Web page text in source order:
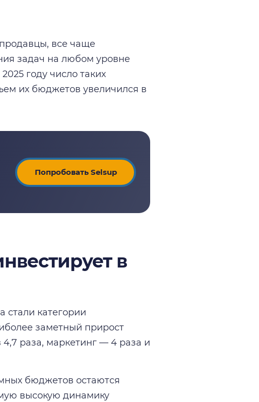
все чаще
задач на любом уровне
году число таких
их бюджетов увеличился в
Попробовать Selsup
в
стали категории
заметный прирост
раза, маркетинг — 4 раза и
бюджетов остаются
высокую динамику